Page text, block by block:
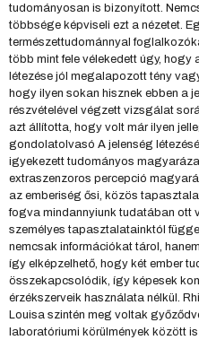
tudományosan is bizonyított.
többsége képviseli ezt a nézetet.
természettudománnyal
több mint fele vélekedett úgy, hogy
létezése jól megalapozott tény
hogy ilyen sokan hisznek ebben a
részvételével végzett vizsgálat
azt állította, hogy volt már ilyen
gondolatolvasó A jelenség
igyekezett tudományos
extraszenzoros percepció
az emberiség ősi, közös
fogva mindannyiunk tudatában ott
személyes tapasztalatainktól
nemcsak információkat tárol,
így elképzelhető, hogy két ember
összekapcsolódik, így képesek
érzékszerveik használata nélkül.
Louisa szintén meg voltak
laboratóriumi körülmények között